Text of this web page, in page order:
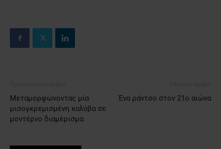
Μεταμορφώνοντας μία
μισογκρεμισμένη καλύβα σε
μοντέρνο διαμέρισμα
Ένα ράντσο στον 21ο αιώνα